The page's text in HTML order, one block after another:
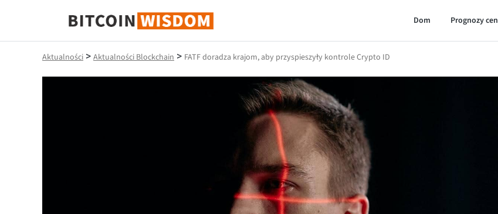
Mądrość Bitcoina
Dom Prognozy cen
Aktualności > Aktualności Blockchain > FATF doradza krajom, aby przyspieszyły kontrole Crypto ID